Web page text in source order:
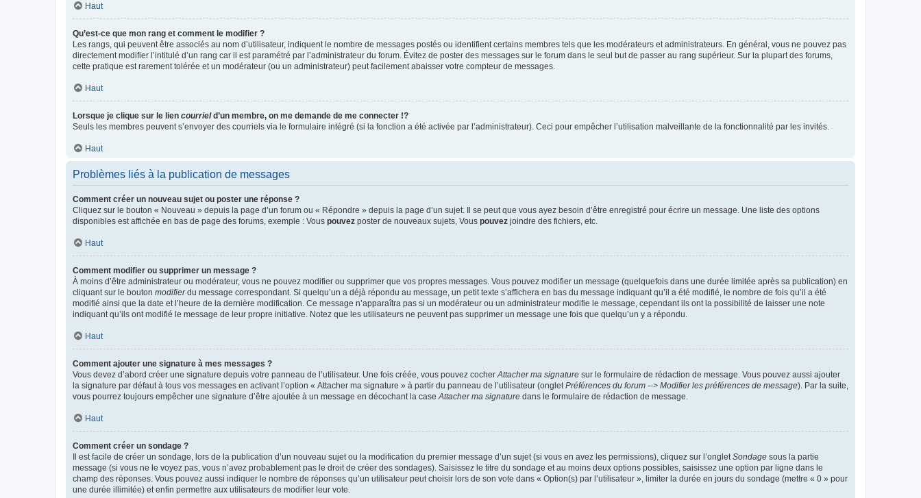
Haut
Qu’est-ce que mon rang et comment le modifier ?
Les rangs, qui peuvent être associés au nom d’utilisateur, indiquent le nombre de messages postés ou identifient certains membres tels que les modérateurs et administrateurs. En général, vous ne pouvez pas
directement modifier l’intitulé d’un rang car il est paramétré par l’administrateur du forum. Évitez de poster des messages sur le forum dans le seul but de passer au rang supérieur. Sur la plupart des forums,
cette pratique est rarement tolérée et un modérateur (ou un administrateur) peut facilement abaisser votre compteur de messages.
Haut
Lorsque je clique sur le lien courrield’un membre, on me demande de me connecter !?
Seuls les membres peuvent s’envoyer des courriels via le formulaire intégré (si la fonction a été activée par l’administrateur). Ceci pour empêcher l’utilisation malveillante de la fonctionnalité par les invités.
Haut
Problèmes liés à la publication de messages
Comment créer un nouveau sujet ou poster une réponse ?
Cliquez sur le bouton « Nouveau » depuis la page d’un forum ou « Répondre » depuis la page d’un sujet. Il se peut que vous ayez besoin d’être enregistré pour écrire un message. Une liste des options
disponibles est affichée en bas de page des forums, exemple : Vous pouvez poster de nouveaux sujets, Vous pouvez joindre des fichiers, etc.
Haut
Comment modifier ou supprimer un message ?
À moins d’être administrateur ou modérateur, vous ne pouvez modifier ou supprimer que vos propres messages. Vous pouvez modifier un message (quelquefois dans une durée limitée après sa publication) en
cliquant sur le bouton modifierdu message correspondant. Si quelqu’un a déjà répondu au message, un petit texte s’affichera en bas du message indiquant qu’il a été modifié, le nombre de fois qu’il a été
modifié ainsi que la date et l’heure de la dernière modification. Ce message n’apparaîtra pas si un modérateur ou un administrateur modifie le message, cependant ils ont la possibilité de laisser une note
indiquant qu’ils ont modifié le message de leur propre initiative. Notez que les utilisateurs ne peuvent pas supprimer un message une fois que quelqu’un y a répondu.
Haut
Comment ajouter une signature à mes messages ?
Vous devez d’abord créer une signature depuis votre panneau de l’utilisateur. Une fois créée, vous pouvez cocher Attacher ma signature sur le formulaire de rédaction de message. Vous pouvez aussi ajouter
la signature par défaut à tous vos messages en activant l’option « Attacher ma signature » à partir du panneau de l’utilisateur (onglet Préférences du forum --> Modifier les préférences de message). Par la suite,
vous pourrez toujours empêcher une signature d’être ajoutée à un message en décochant la case Attacher ma signature dans le formulaire de rédaction de message.
Haut
Comment créer un sondage ?
Il est facile de créer un sondage, lors de la publication d’un nouveau sujet ou la modification du premier message d’un sujet (si vous en avez les permissions), cliquez sur l’onglet Sondage sous la partie
message (si vous ne le voyez pas, vous n’avez probablement pas le droit de créer des sondages). Saisissez le titre du sondage et au moins deux options possibles, saisissez une option par ligne dans le
champ des réponses. Vous pouvez aussi indiquer le nombre de réponses qu’un utilisateur peut choisir lors de son vote dans « Option(s) par l’utilisateur », limiter la durée en jours du sondage (mettre « 0 » pour
une durée illimitée) et enfin permettre aux utilisateurs de modifier leur vote.